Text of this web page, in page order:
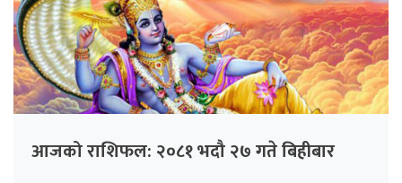
आजको राशिफल: २०८१ भदौ २७ गते बिहीबार